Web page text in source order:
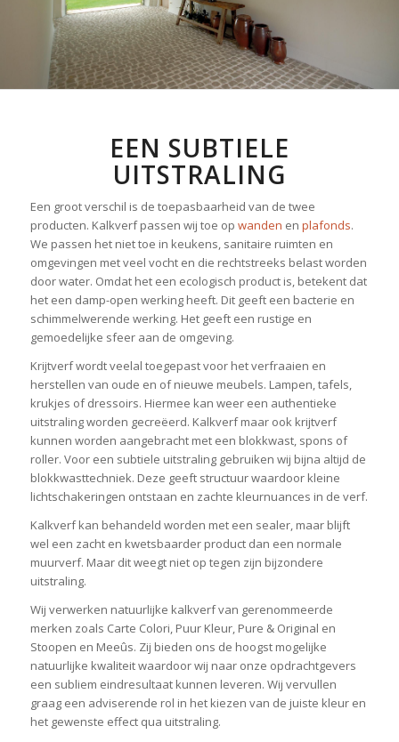
EEN SUBTIELE
UITSTRALING
Een groot verschil is de toepasbaarheid van de twee
producten. Kalkverf passen wij toe op wanden en plafonds.
We passen het niet toe in keukens, sanitaire ruimten en
omgevingen met veel vocht en die rechtstreeks belast worden
door water. Omdat het een ecologisch product is, betekent dat
het een damp-open werking heeft. Dit geeft een bacterie en
schimmelwerende werking. Het geeft een rustige en
gemoedelijke sfeer aan de omgeving.
Krijtverf wordt veelal toegepast voor het verfraaien en
herstellen van oude en of nieuwe meubels. Lampen, tafels,
krukjes of dressoirs. Hiermee kan weer een authentieke
uitstraling worden gecreëerd. Kalkverf maar ook krijtverf
kunnen worden aangebracht met een blokkwast, spons of
roller. Voor een subtiele uitstraling gebruiken wij bijna altijd de
blokkwasttechniek. Deze geeft structuur waardoor kleine
lichtschakeringen ontstaan en zachte kleurnuances in de verf.
Kalkverf kan behandeld worden met een sealer, maar blijft
wel een zacht en kwetsbaarder product dan een normale
muurverf. Maar dit weegt niet op tegen zijn bijzondere
uitstraling.
Wij verwerken natuurlijke kalkverf van gerenommeerde
merken zoals Carte Colori, Puur Kleur, Pure & Original en
Stoopen en Meeûs. Zij bieden ons de hoogst mogelijke
natuurlijke kwaliteit waardoor wij naar onze opdrachtgevers
een subliem eindresultaat kunnen leveren. Wij vervullen
graag een adviserende rol in het kiezen van de juiste kleur en
het gewenste effect qua uitstraling.